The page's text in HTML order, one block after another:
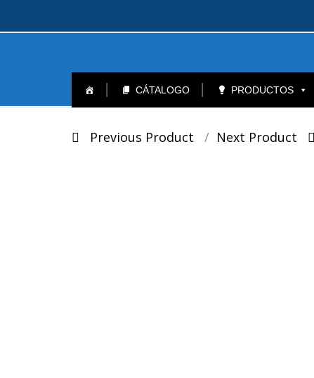
CÁTALOGO PRODUCTOS
PostPrevious Product Next Product